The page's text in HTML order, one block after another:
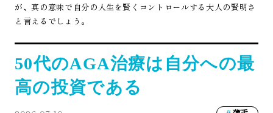
が、真の意味で自分の人生を賢くコントロールする大人の賢明さ
と言えるでしょう。
50代のAGA治療は自分への最
高の投資である